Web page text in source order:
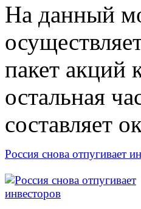
На данный
пакет акций
остальная
составляет
Россия снова отпугивает